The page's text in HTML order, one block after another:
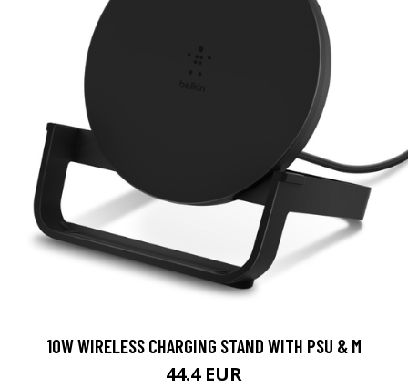
10W WIRELESS CHARGING STAND WITH PSU & M
44.4 EUR